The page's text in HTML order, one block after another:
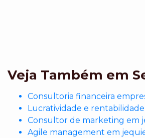
Veja Também em
Consultoria financeira
Lucratividade e
Consultor de marketing em
Agile management em